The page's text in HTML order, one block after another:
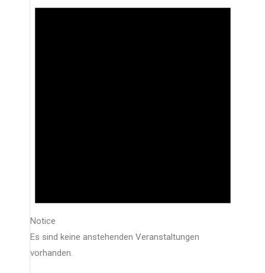
Notice
Es sind keine anstehenden Veranstaltungen
vorhanden.